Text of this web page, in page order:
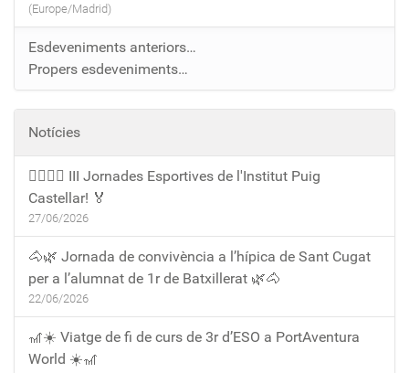
(Europe/Madrid)
Esdeveniments anteriors…
Propers esdeveniments…
Notícies
🏃‍♀️🏃‍♂️ III Jornades Esportives de l'Institut Puig
Castellar! 🏅
27/06/2026
🐴🌿 Jornada de convivència a l’hípica de Sant Cugat
per a l’alumnat de 1r de Batxillerat 🌿🐴
22/06/2026
🎢☀️ Viatge de fi de curs de 3r d’ESO a PortAventura
World ☀️🎢